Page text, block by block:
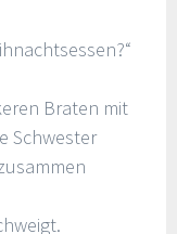
Braten mit
Schwester